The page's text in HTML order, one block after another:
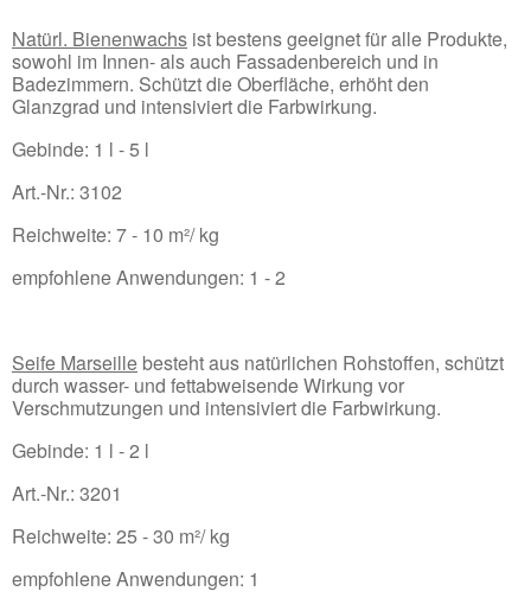
Natürl. Bienenwachs ist bestens geeignet für alle Produkte,
sowohl im Innen- als auch Fassadenbereich und in
Badezimmern. Schützt die Oberfläche, erhöht den
Glanzgrad und intensiviert die Farbwirkung.
Gebinde: 1 l - 5 l
Art.-Nr.: 3102
Reichweite: 7 - 10 m²/ kg
empfohlene Anwendungen: 1 - 2
Seife Marseille besteht aus natürlichen Rohstoffen, schützt
durch wasser- und fettabweisende Wirkung vor
Verschmutzungen und intensiviert die Farbwirkung.
Gebinde: 1 l - 2 l
Art.-Nr.: 3201
Reichweite: 25 - 30 m²/ kg
empfohlene Anwendungen: 1